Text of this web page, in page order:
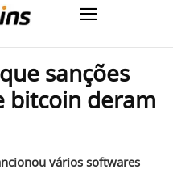
sanções
bitcoin deram
vários softwares